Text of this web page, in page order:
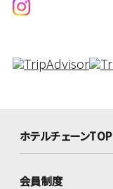
ホテルチェーンTOP
会員制度